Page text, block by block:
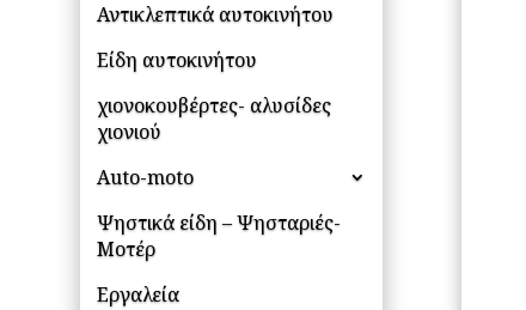
Αντικλεπτικά αυτοκινήτου
Είδη αυτοκινήτου
χιονοκουβέρτες- αλυσίδες
χιονιού
Auto-moto
Ψηστικά είδη – Ψησταριές-
Μοτέρ
Εργαλεία